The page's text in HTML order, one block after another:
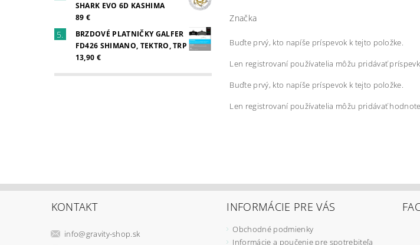
SHARK EVO 6D KASHIMA
89 €
BRZDOVÉ PLATNIČKY GALFER
FD426 SHIMANO, TEKTRO, TRP
13,90 €
Značka
Buďte prvý, kto napíše príspevok k tejto položke.
Len registrovaní používatelia môžu pridávať
Buďte prvý, kto napíše príspevok k tejto položke.
Len registrovaní používatelia môžu pridávať
KONTAKT
info@gravity-shop.sk
INFORMÁCIE PRE VÁS
Obchodné podmienky
Informácie a poučenie pre spotrebiteľa